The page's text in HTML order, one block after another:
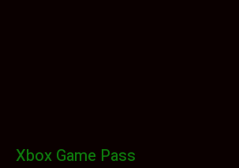
Xbox Game Pass